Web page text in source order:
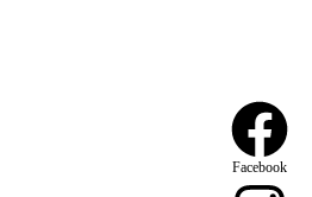
Facebook